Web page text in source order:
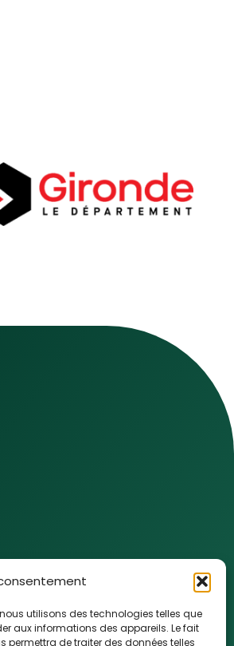
utilisons des technologies telles que
aux informations des appareils. Le fait
permettra de traiter des données telles